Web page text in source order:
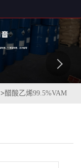
>醋酸乙烯99.5%VAM